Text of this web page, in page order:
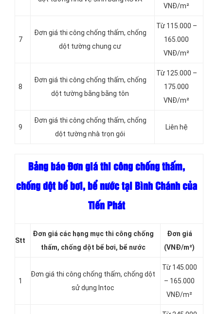
VNĐ/m²
7
Đơn giá thi công chống thấm, chống
dột tường chung cư
Từ 115.000 –
165.000
VNĐ/m²
8
Đơn giá thi công chống thấm, chống
dột tường bằng bằng tôn
Từ 125.000 –
175.000
VNĐ/m²
9
Đơn giá thi công chống thấm, chống
dột tường nhà trọn gói
Liên hệ
Bảng báo Đơn giá thi công chống thấm,
chống dột bể bơi, bể nước tại Bình Chánh của
Tiến Phát
Stt
Đơn giá các hạng mục thi công chống
thấm, chống dột bể bơi, bể nước
Đơn giá
(VNĐ/m²)
1
Đơn giá thi công chống thấm, chống dột
sử dụng Intoc
Từ 145.000
– 165.000
VNĐ/m²